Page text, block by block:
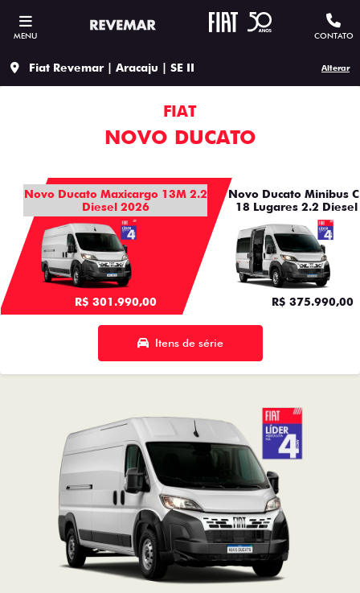
MENU CONTATO
Fiat Revemar | Aracaju | SE II Alterar
FIAT
NOVO DUCATO
Novo Ducato Maxicargo 13M 2.2
Diesel 2026
R$ 301.990,00
Novo Ducato Minibus
18 Lugares 2.2
R$ 375.990,00
Itens de série